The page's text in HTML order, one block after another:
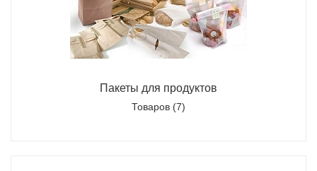
Пакеты для продуктов
Товаров (7)